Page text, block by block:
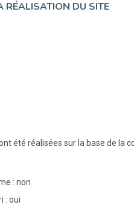
RÉALISATION DU SITE
été réalisées sur la base de la
: non
: oui